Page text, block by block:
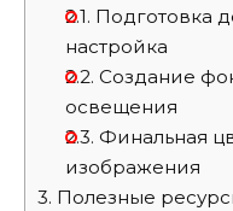
2.1. Подготовка
настройка
2.2. Создание
освещения
2.3. Финальная
изображения
3. Полезные